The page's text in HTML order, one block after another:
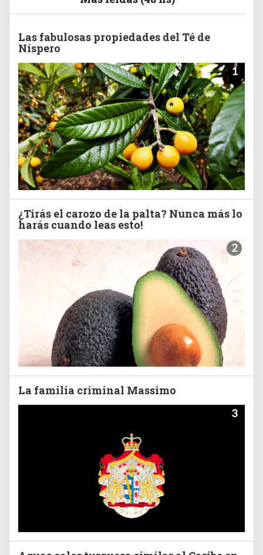
Las fabulosas propiedades del Té de
Níspero
1
¿Tirás el carozo de la palta? Nunca más lo
harás cuando leas esto!
2
La familia criminal Massimo
3